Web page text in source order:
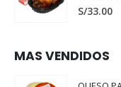
0out of 5
S/33.00
MAS VENDIDOS